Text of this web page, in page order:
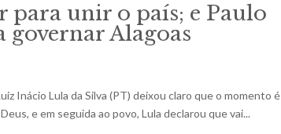
para unir o país; e Paulo
Alagoas
Inácio Lula da Silva (PT) deixou claro que o momento é
e em seguida ao povo, Lula declarou que vai...